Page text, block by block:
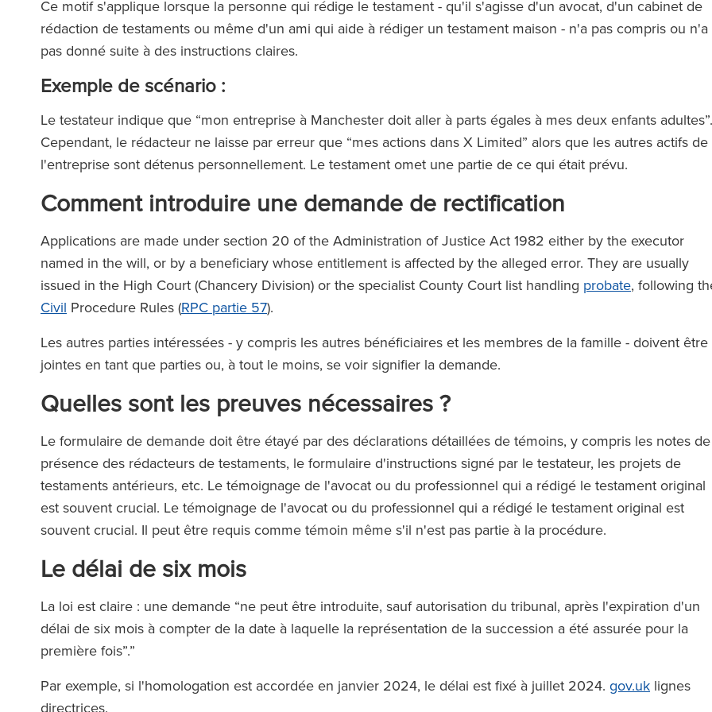
Ce motif s'applique lorsque la personne qui rédige le testament - qu'il s'agisse d'un avocat, d'un cabinet de
rédaction de testaments ou même d'un ami qui aide à rédiger un testament maison - n'a pas compris ou n'a
pas donné suite à des instructions claires.
Exemple de scénario :
Le testateur indique que “mon entreprise à Manchester doit aller à parts égales à mes deux enfants adultes”.
Cependant, le rédacteur ne laisse par erreur que “mes actions dans X Limited” alors que les autres actifs de
l'entreprise sont détenus personnellement. Le testament omet une partie de ce qui était prévu.
Comment introduire une demande de rectification
Applications are made under section 20 of the Administration of Justice Act 1982 either by the executor
named in the will, or by a beneficiary whose entitlement is affected by the alleged error. They are usually
issued in the High Court (Chancery Division) or the specialist County Court list handling probate, following
Civil Procedure Rules (RPC partie 57).
Les autres parties intéressées - y compris les autres bénéficiaires et les membres de la famille - doivent être
jointes en tant que parties ou, à tout le moins, se voir signifier la demande.
Quelles sont les preuves nécessaires ?
Le formulaire de demande doit être étayé par des déclarations détaillées de témoins, y compris les notes de
présence des rédacteurs de testaments, le formulaire d'instructions signé par le testateur, les projets de
testaments antérieurs, etc. Le témoignage de l'avocat ou du professionnel qui a rédigé le testament original
est souvent crucial. Le témoignage de l'avocat ou du professionnel qui a rédigé le testament original est
souvent crucial. Il peut être requis comme témoin même s'il n'est pas partie à la procédure.
Le délai de six mois
La loi est claire : une demande “ne peut être introduite, sauf autorisation du tribunal, après l'expiration d'un
délai de six mois à compter de la date à laquelle la représentation de la succession a été assurée pour la
première fois”.”
Par exemple, si l'homologation est accordée en janvier 2024, le délai est fixé à juillet 2024. gov.uk lignes
directrices.